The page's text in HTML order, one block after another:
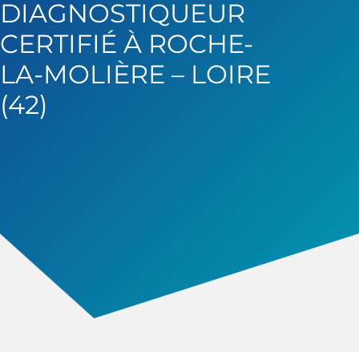
DIAGNOSTIQUEUR
CERTIFIÉ À ROCHE-
LA-MOLIÈRE – LOIRE
(42)